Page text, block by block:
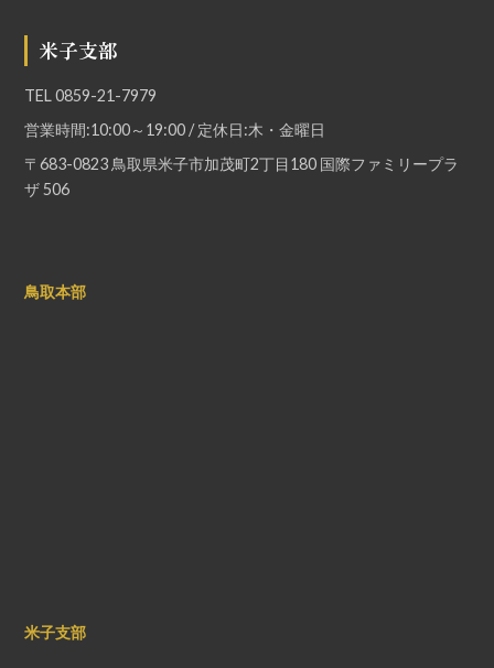
米子支部
TEL0859-21-7979
営業時間:10:00～19:00 / 定休日:木・金曜日
〒683-0823 鳥取県米子市加茂町2丁目180 国際ファミリープラ
ザ 506
鳥取本部
米子支部